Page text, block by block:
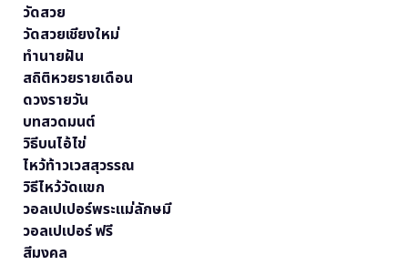
วัดสวย
วัดสวยเชียงใหม่
ทำนายฝัน
สถิติหวยรายเดือน
ดวงรายวัน
บทสวดมนต์
วิธีบนไอ้ไข่
ไหว้ท้าวเวสสุวรรณ
วิธีไหว้วัดแขก
วอลเปเปอร์พระแม่ลักษมี
วอลเปเปอร์ ฟรี
สีมงคล